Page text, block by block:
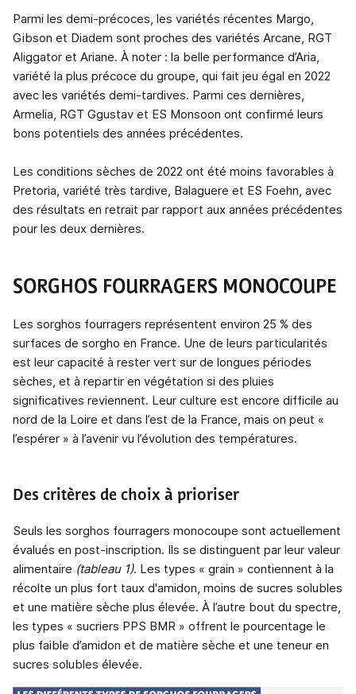
Parmi les demi-précoces, les variétés récentes Margo,
Gibson et Diadem sont proches des variétés Arcane, RGT
Aliggator et Ariane. À noter : la belle performance d’Aria,
variété la plus précoce du groupe, qui fait jeu égal en 2022
avec les variétés demi-tardives. Parmi ces dernières,
Armelia, RGT Ggustav et ES Monsoon ont confirmé leurs
bons potentiels des années précédentes.
Les conditions sèches de 2022 ont été moins favorables à
Pretoria, variété très tardive, Balaguere et ES Foehn, avec
des résultats en retrait par rapport aux années précédentes
pour les deux dernières.
SORGHOS FOURRAGERS MONOCOUPE
Les sorghos fourragers représentent environ 25 % des
surfaces de sorgho en France. Une de leurs particularités
est leur capacité à rester vert sur de longues périodes
sèches, et à repartir en végétation si des pluies
significatives reviennent. Leur culture est encore difficile au
nord de la Loire et dans l’est de la France, mais on peut «
l’espérer » à l’avenir vu l’évolution des températures.
Des critères de choix à prioriser
Seuls les sorghos fourragers monocoupe sont actuellement
évalués en post-inscription. Ils se distinguent par leur valeur
alimentaire (tableau 1). Les types « grain » contiennent à la
récolte un plus fort taux d'amidon, moins de sucres solubles
et une matière sèche plus élevée. À l’autre bout du spectre,
les types « sucriers PPS BMR » offrent le pourcentage le
plus faible d’amidon et de matière sèche et une teneur en
sucres solubles élevée.